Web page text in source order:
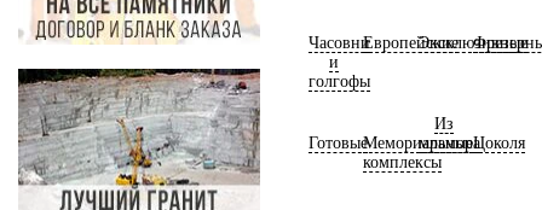
Часовни
и
голгофы
ЕвропейскиеЭксклюзивные
ГотовыеМемориальные
комплексы
Из
мрамораЦоколя